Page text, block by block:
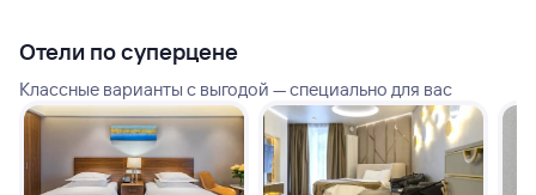
Отели по суперцене
Классные варианты с выгодой — специально для вас